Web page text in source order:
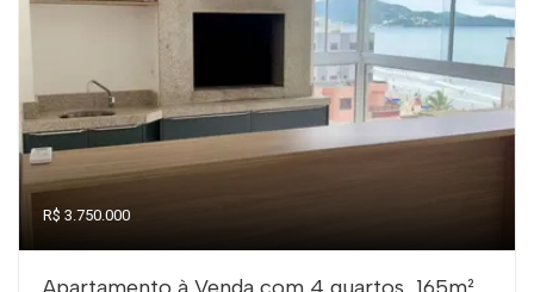
R$ 3.750.000